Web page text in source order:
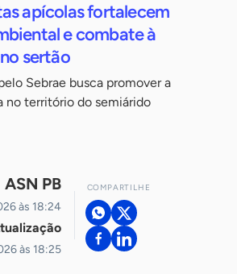
apícolas fortalecem
e combate à
sertão
Sebrae busca promover a
no território do semiárido
ASN PB
às 18:24
às 18:25
COMPARTILHE